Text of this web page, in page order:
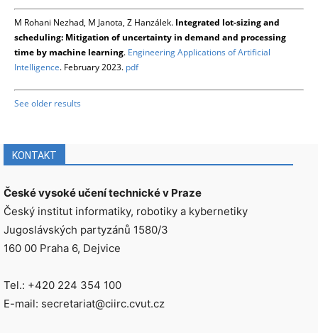
M Rohani Nezhad, M Janota, Z Hanzálek. Integrated lot-sizing and
scheduling: Mitigation of uncertainty in demand and processing
time by machine learning. Engineering Applications of Artificial
Intelligence. February 2023. pdf
See older results
KONTAKT
České vysoké učení technické v Praze
Český institut informatiky, robotiky a kybernetiky
Jugoslávských partyzánů 1580/3
160 00 Praha 6, Dejvice
Tel.: +420 224 354 100
E-mail: secretariat@ciirc.cvut.cz